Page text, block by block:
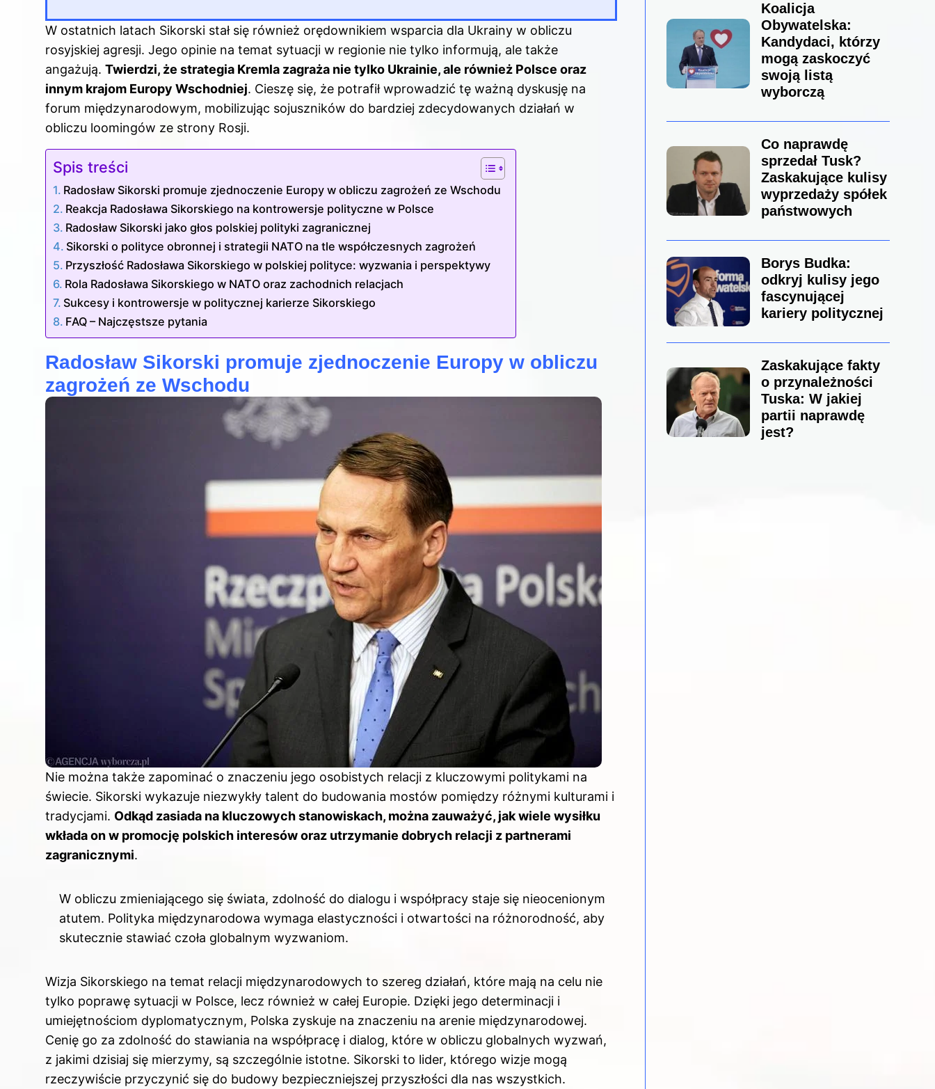
W ostatnich latach Sikorski stał się również orędownikiem wsparcia dla Ukrainy w obliczu
rosyjskiej agresji. Jego opinie na temat sytuacji w regionie nie tylko informują, ale także
angażują. Twierdzi, że strategia Kremla zagraża nie tylko Ukrainie, ale również Polsce oraz
innym krajom Europy Wschodniej. Cieszę się, że potrafił wprowadzić tę ważną dyskusję na
forum międzynarodowym, mobilizując sojuszników do bardziej zdecydowanych działań w
obliczu loomingów ze strony Rosji.
Spis treści
Radosław Sikorski promuje zjednoczenie Europy w obliczu zagrożeń ze Wschodu
Reakcja Radosława Sikorskiego na kontrowersje polityczne w Polsce
Radosław Sikorski jako głos polskiej polityki zagranicznej
Sikorski o polityce obronnej i strategii NATO na tle współczesnych zagrożeń
Przyszłość Radosława Sikorskiego w polskiej polityce: wyzwania i perspektywy
Rola Radosława Sikorskiego w NATO oraz zachodnich relacjach
Sukcesy i kontrowersje w politycznej karierze Sikorskiego
FAQ – Najczęstsze pytania
Radosław Sikorski promuje zjednoczenie Europy w obliczu
zagrożeń ze Wschodu
Nie można także zapominać o znaczeniu jego osobistych relacji z kluczowymi politykami na
świecie. Sikorski wykazuje niezwykły talent do budowania mostów pomiędzy różnymi kulturami i
tradycjami. Odkąd zasiada na kluczowych stanowiskach, można zauważyć, jak wiele wysiłku
wkłada on w promocję polskich interesów oraz utrzymanie dobrych relacji z partnerami
zagranicznymi.
W obliczu zmieniającego się świata, zdolność do dialogu i współpracy staje się nieocenionym
atutem. Polityka międzynarodowa wymaga elastyczności i otwartości na różnorodność, aby
skutecznie stawiać czoła globalnym wyzwaniom.
Wizja Sikorskiego na temat relacji międzynarodowych to szereg działań, które mają na celu nie
tylko poprawę sytuacji w Polsce, lecz również w całej Europie. Dzięki jego determinacji i
umiejętnościom dyplomatycznym, Polska zyskuje na znaczeniu na arenie międzynarodowej.
Cenię go za zdolność do stawiania na współpracę i dialog, które w obliczu globalnych wyzwań,
z jakimi dzisiaj się mierzymy, są szczególnie istotne. Sikorski to lider, którego wizje mogą
rzeczywiście przyczynić się do budowy bezpieczniejszej przyszłości dla nas wszystkich.
Koalicja
Obywatelska:
Kandydaci, którzy
mogą zaskoczyć
swoją listą
wyborczą
Co naprawdę
sprzedał Tusk?
Zaskakujące kulisy
wyprzedaży spółek
państwowych
Borys Budka:
odkryj kulisy jego
fascynującej
kariery politycznej
Zaskakujące fakty
o przynależności
Tuska: W jakiej
partii naprawdę
jest?